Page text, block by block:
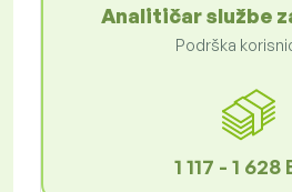
Analitičar službe
Podrška
1 117 - 1 628